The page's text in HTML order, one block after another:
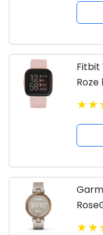
Fitbit